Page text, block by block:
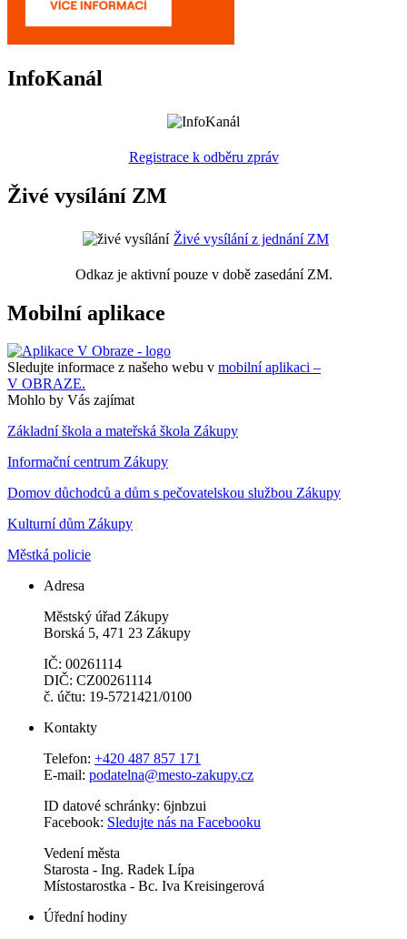
InfoKanál
Registrace k odběru zpráv
Živé vysílání ZM
Živé vysílání z jednání ZM
Odkaz je aktivní pouze v době zasedání ZM.
Mobilní aplikace
Sledujte informace z našeho webu v mobilní aplikaci –
V OBRAZE.
Mohlo by Vás zajímat
Základní škola a mateřská škola Zákupy
Informační centrum Zákupy
Domov důchodců a dům s pečovatelskou službou Zákupy
Kulturní dům Zákupy
Městká policie
Adresa
Městský úřad Zákupy
Borská 5, 471 23 Zákupy
IČ: 00261114
DIČ: CZ00261114
č. účtu: 19-5721421/0100
Kontakty
Telefon: +420 487 857 171
E-mail: podatelna@mesto-zakupy.cz
ID datové schránky: 6jnbzui
Facebook: Sledujte nás na Facebooku
Vedení města
Starosta - Ing. Radek Lípa
Místostarostka - Bc. Iva Kreisingerová
Úřední hodiny